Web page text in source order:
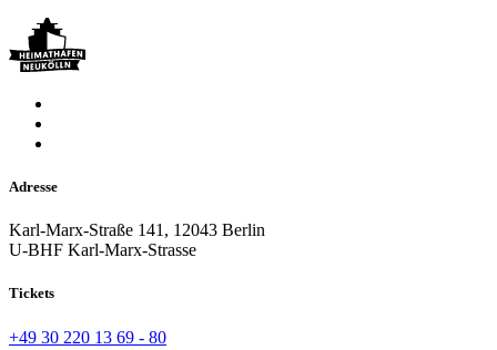
Adresse
Karl-Marx-Straße 141, 12043 Berlin
U-BHF Karl-Marx-Strasse
Tickets
+49 30 220 13 69 - 80